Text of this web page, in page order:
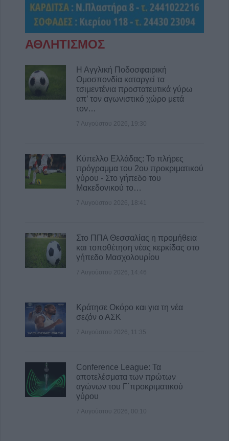
Την Κυριακή 9 Αυγούστου η κηδεία του
Αθανάσιου Λαζαρίδη
Υψηλός κίνδυνος πυρκαγιάς την Κυριακή
της υπόλοιπης Θεσσαλίας
8 Αυγούστου 2026, 22:58
Ανασύρθηκε χωρίς τις αισθήσεις του
ηλικιωμένος από πηγάδι σε οικισμό της
Αλεξανδρούπολης
παρούσα φάση δεν θα υπάρξουν αυξήσεις
στους λογαριασμούς των καταναλωτών
8 Αυγούστου 2026, 21:15
Σίσκος Α. Βασίλειος: "Οι ηλίθιοι"
ΑΘΛΗΤΙΣΜΟΣ
Η Αγγλική Ποδοσφαιρική
Ομοσπονδία καταργεί τα
τσιμεντένια προστατευτικά γύρω
απ’ τον αγωνιστικό χώρο μετά
τον…
7 Αυγούστου 2026, 19:30
Κύπελλο Ελλάδας: Το πλήρες
πρόγραμμα του 2ου προκριματικού
γύρου - Στο γήπεδο του
Μακεδονικού το…
7 Αυγούστου 2026, 18:41
Στο ΠΠΑ Θεσσαλίας η προμήθεια
και τοποθέτηση νέας κερκίδας στο
γήπεδο Μασχολουρίου
7 Αυγούστου 2026, 14:46
Κράτησε Οκόρο και για τη νέα
σεζόν ο ΑΣΚ
7 Αυγούστου 2026, 11:35
Conference League: Τα
αποτελέσματα των πρώτων
αγώνων του Γ΄προκριματικού
γύρου
7 Αυγούστου 2026, 00:10